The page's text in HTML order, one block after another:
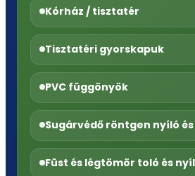
Kórház / tisztatér
Tisztatéri gyorskapuk
PVC függönyök
Sugárvédő röntgen nyíló
Füst és légtömör toló és